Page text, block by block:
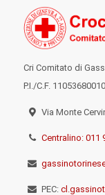
Cri Comitato di
P.I./C.F. 11053680010
Via Monte
Centralino: 011
PEC: